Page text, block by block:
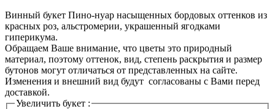
Винный букет Пино-нуар насыщенных бордовых оттенков из
красных роз, альстромерии, украшенный ягодками
Обращаем Ваше внимание, что цветы это природный
материал, поэтому оттенок, вид, степень раскрытия и размер
бутонов могут отличаться от представленных на сайте.
Изменения и внешний вид будут согласованы с Вами перед
доставкой.
Увеличить букет :